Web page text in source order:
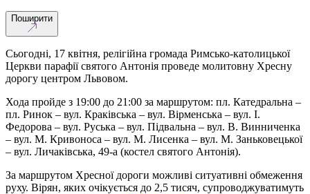
Поширити
Сьогодні, 17 квітня, релігійна громада Римсько-католицької
Церкви парафії святого Антонія проведе молитовну Хресну
дорогу центром Львовом.
Хода пройде з 19:00 до 21:00 за маршрутом: пл. Катедральна –
пл. Ринок – вул. Краківська – вул. Вірменська – вул. І.
Федорова – вул. Руська – вул. Підвальна – вул. В. Винниченка
– вул. М. Кривоноса – вул. М. Лисенка – вул. М. Заньковецької
– вул. Личаківська, 49-а (костел святого Антонія).
За маршрутом Хресної дороги можливі ситуативні обмеження
руху. Вірян, яких очікується до 2,5 тисяч, супроводжуватимуть